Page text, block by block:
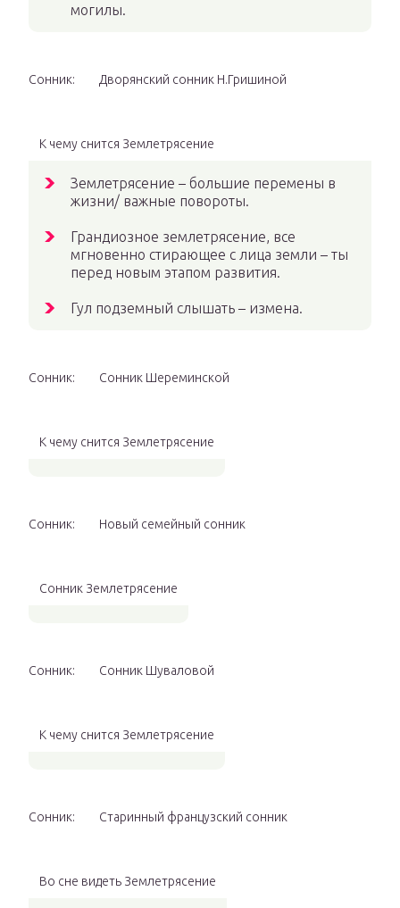
могилы.
Сонник: Дворянский сонник Н.Гришиной
К чему снится Землетрясение
Землетрясение – большие перемены в
жизни/ важные повороты.
Грандиозное землетрясение, все
мгновенно стирающее с лица земли – ты
перед новым этапом развития.
Гул подземный слышать – измена.
Сонник: Сонник Шереминской
К чему снится Землетрясение
Сонник: Новый семейный сонник
Сонник Землетрясение
Сонник: Сонник Шуваловой
К чему снится Землетрясение
Сонник: Старинный французский сонник
Во сне видеть Землетрясение